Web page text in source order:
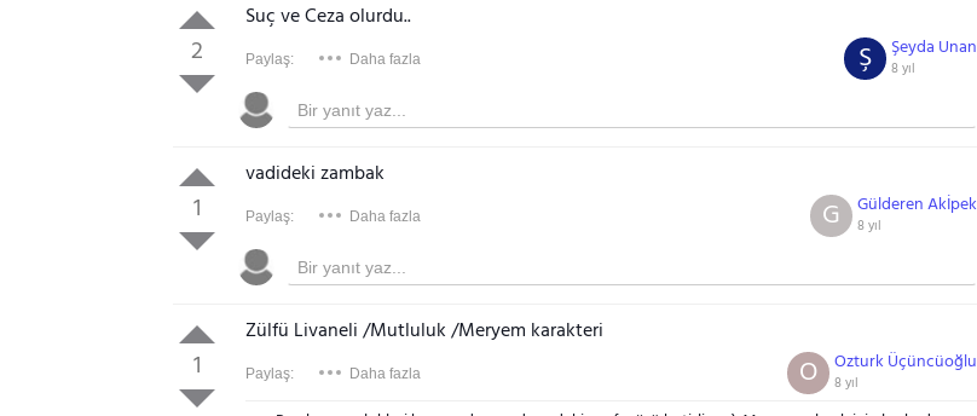
2
Suç ve Ceza olurdu..
Paylaş: Daha fazla Şeyda Unan
8 yıl
Ş
1
vadideki zambak
Paylaş: Daha fazla Gülderen Akİpek
8 yıl
G
1
Zülfü Livaneli /Mutluluk /Meryem karakteri
Paylaş: Daha fazla Ozturk Üçüncüoğlu
8 yıl
O